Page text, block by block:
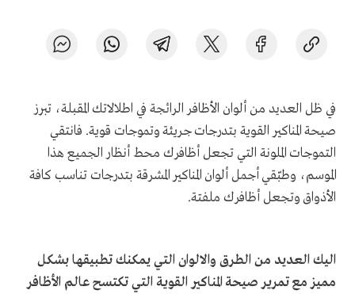
في ظل العديد من ألوان الأظافر الرائجة في اطلالاتك المقبلة، تبرز
صيحة المناكير القوية بتدرجات جريئة وتموجات قوية. فانتقي
التموجات الملونة التي تجعل أظافرك محط أنظار الجميع هذا
الموسم، وطبّقي أجمل ألوان المناكير المشرقة بتدرجات تناسب كافة
الأذواق وتجعل أظافرك ملفتة.
اليك العديد من الطرق والالوان التي يمكنك تطبيقها بشكل
مميز مع تمرير صيحة المناكير القوية التي تكتسح عالم الأظافر